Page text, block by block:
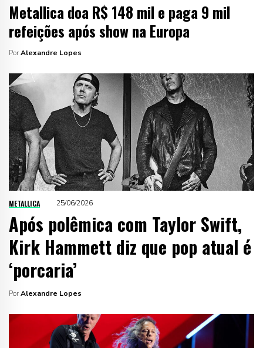
Metallica doa R$ 148 mil e paga 9 mil
refeições após show na Europa
PorAlexandre Lopes
METALLICA 25/06/2026
Após polêmica com Taylor Swift,
Kirk Hammett diz que pop atual é
‘porcaria’
PorAlexandre Lopes